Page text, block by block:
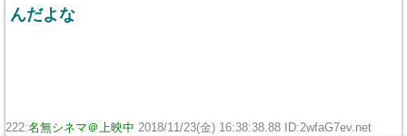
んだよな
222:名無シネマ＠上映中 2018/11/23(金) 16:38:38.88 ID:2wfaG7ev.net